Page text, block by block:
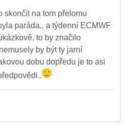
skončit na tom přelomu
paráda.. a týdenní ECMWF
to by značilo
by být ty jarní
dobu dopředu je to asi